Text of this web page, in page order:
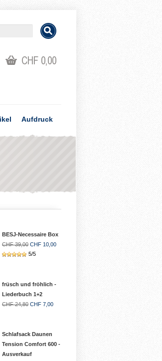
CHF 0,00
Aufdruck
BESJ-Necessaire Box
CHF 39,00 CHF 10,00
5/5
früsch und fröhlich -
Liederbuch 1+2
CHF 24,80 CHF 7,00
Schlafsack Daunen
Tension Comfort 600 -
Ausverkauf